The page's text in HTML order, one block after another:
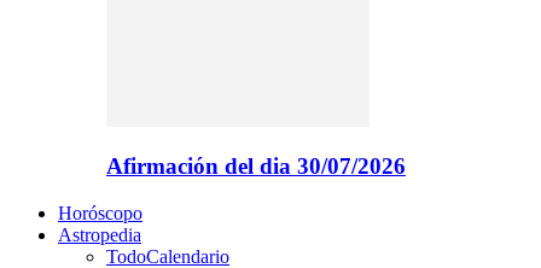
Afirmación del dia 30/07/2026
Horóscopo
Astropedia
TodoCalendario